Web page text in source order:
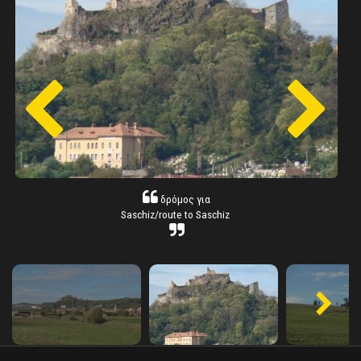
δρόμος για
Saschiz/route to Saschiz